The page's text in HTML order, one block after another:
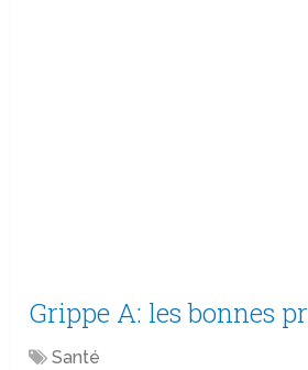
Grippe A: les bonnes
Santé